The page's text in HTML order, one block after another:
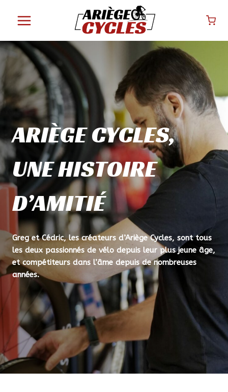
ARIÈGE CYCLES,
UNE HISTOIRE
D’AMITIÉ
Greg et Cédric, les créateurs d’Ariège Cycles, sont tous
les deux passionnés de vélo depuis leur plus jeune âge,
et compétiteurs dans l’âme depuis de nombreuses
années.